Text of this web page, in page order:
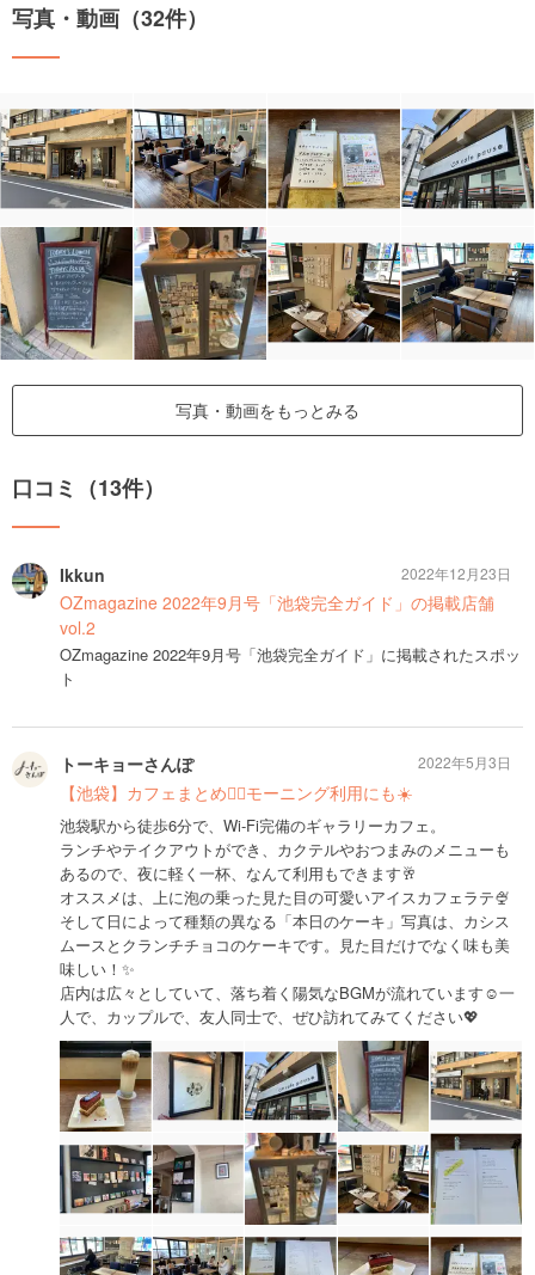
写真・動画（32件）
写真・動画をもっとみる
口コミ（13件）
Ikkun
OZmagazine 2022年9月号「池袋完全ガイド」の掲載店舗
vol.2
OZmagazine 2022年9月号「池袋完全ガイド」に掲載されたスポッ
ト
2022年12月23日
トーキョーさんぽ
【池袋】カフェまとめ🚶‍♀️モーニング利用にも☀️
池袋駅から徒歩6分で、Wi-Fi完備のギャラリーカフェ。
ランチやテイクアウトができ、カクテルやおつまみのメニューも
あるので、夜に軽く一杯、なんて利用もできます🥂
オススメは、上に泡の乗った見た目の可愛いアイスカフェラテ🍨
そして日によって種類の異なる「本日のケーキ」写真は、カシス
ムースとクランチチョコのケーキです。見た目だけでなく味も美
味しい！✨
店内は広々としていて、落ち着く陽気なBGMが流れています☺️一
人で、カップルで、友人同士で、ぜひ訪れてみてください💖
2022年5月3日